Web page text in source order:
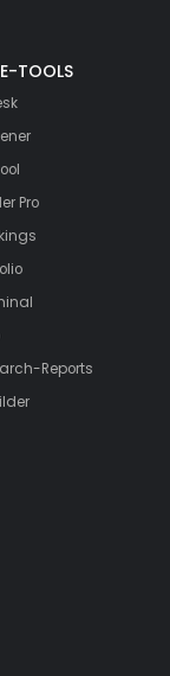
TOOLS
Pro
Reports